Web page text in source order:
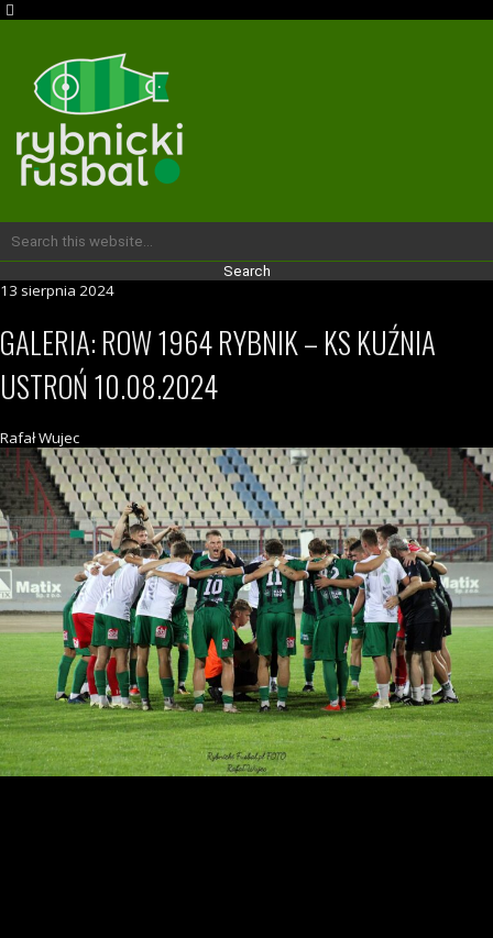
13 sierpnia 2024
GALERIA: ROW 1964 RYBNIK – KS KUŹNIA
USTROŃ 10.08.2024
Rafał Wujec